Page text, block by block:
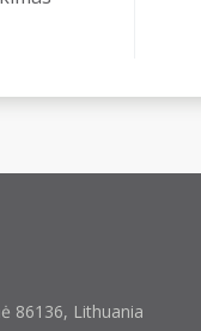
86136, Lithuania